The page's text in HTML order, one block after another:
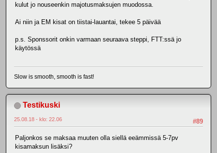
kulut jo nouseenkin majotusmaksujen muodossa.
Ai niin ja EM kisat on tiistai-lauantai, tekee 5 päivää
p.s. Sponssorit onkin varmaan seuraava steppi, FTT:ssä jo
käytössä
Slow is smooth, smooth is fast!
Testikuski
#89
25.08.18 - klo: 22.06
Paljonkos se maksaa muuten olla siellä eeämmissä 5-7pv
kisamaksun lisäksi?